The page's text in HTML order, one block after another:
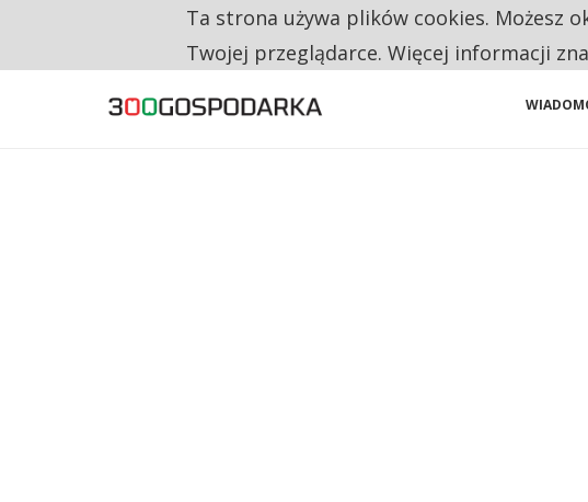
NA JEDEN WAKAT PRZYPADAJĄ 62 ZGŁOSZENIA. WIELU
Ta strona używa plików cookies. Możesz
Twojej przeglądarce. Więcej informacji